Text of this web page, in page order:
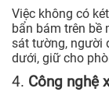
Việc không có
bẩn bám trên bề
sát tường, người
dưới, giữ cho
4. Công nghệ